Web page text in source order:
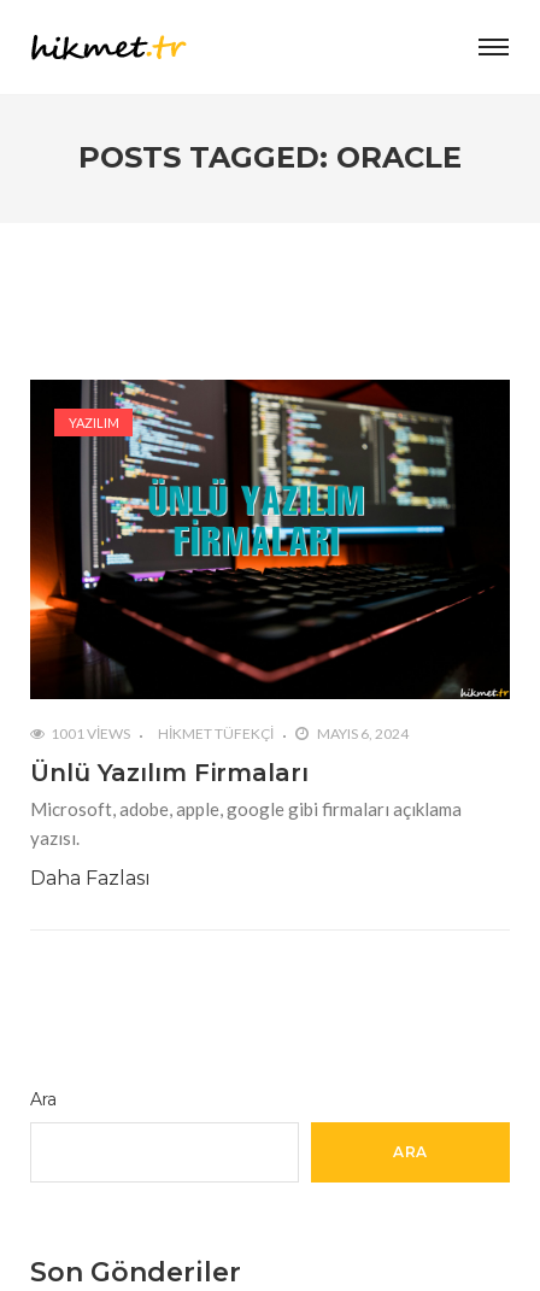
POSTS TAGGED: ORACLE
YAZILIM
1001 VIEWS HIKMET TÜFEKÇI MAYIS 6, 2024
Ünlü Yazılım Firmaları
Microsoft, adobe, apple, google gibi firmaları açıklama
yazısı.
Daha Fazlası
Ara
ARA
Son Gönderiler